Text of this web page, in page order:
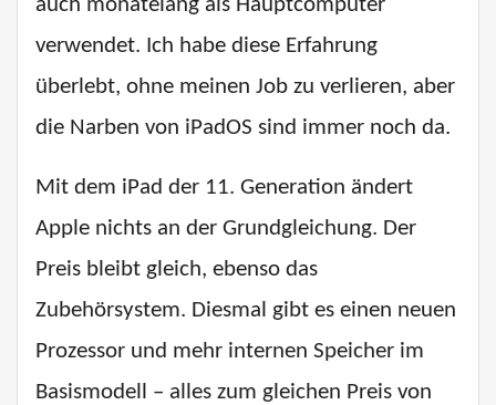
auch monatelang als Hauptcomputer
verwendet. Ich habe diese Erfahrung
überlebt, ohne meinen Job zu verlieren, aber
die Narben von iPadOS sind immer noch da.
Mit dem iPad der 11. Generation ändert
Apple nichts an der Grundgleichung. Der
Preis bleibt gleich, ebenso das
Zubehörsystem. Diesmal gibt es einen neuen
Prozessor und mehr internen Speicher im
Basismodell – alles zum gleichen Preis von